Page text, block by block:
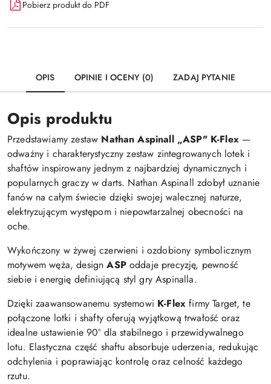
Pobierz produkt do PDF
OPIS OPINIE I OCENY (0) ZADAJ PYTANIE
Opis produktu
Przedstawiamy zestaw Nathan Aspinall „ASP" K-Flex—
odważny i charakterystyczny zestaw zintegrowanych lotek i
shaftów inspirowany jednym z najbardziej dynamicznych i
popularnych graczy w darts. Nathan Aspinall zdobył uznanie
fanów na całym świecie dzięki swojej walecznej naturze,
elektryzującym występom i niepowtarzalnej obecności na
oche.
Wykończony w żywej czerwieni i ozdobiony symbolicznym
motywem węża, designASPoddaje precyzję, pewność
siebie i energię definiującą styl gry Aspinalla.
Dzięki zaawansowanemu systemowi K-Flex firmy Target, te
połączone lotki i shafty oferują wyjątkową trwałość oraz
idealne ustawienie 90° dla stabilnego i przewidywalnego
lotu. Elastyczna część shaftu absorbuje uderzenia, redukując
odchylenia i poprawiając kontrolę oraz celność każdego
rzutu.